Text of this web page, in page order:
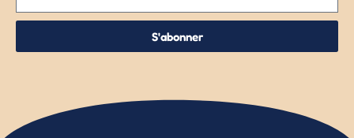
S'abonner